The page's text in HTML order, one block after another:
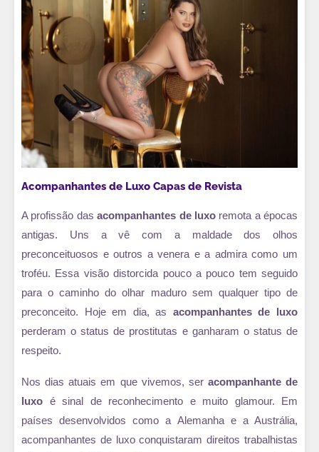
Acompanhantes de Luxo Capas de Revista
A profissão dasacompanhantes de luxoremota a épocas
antigas. Uns a vê com a maldade dos olhos
preconceituosos e outros a venera e a admira como um
troféu. Essa visão distorcida pouco a pouco tem seguido
para o caminho do olhar maduro sem qualquer tipo de
preconceito. Hoje em dia, as acompanhantes de luxo
perderam o status de prostitutas e ganharam o status de
respeito.
Nos dias atuais em que vivemos, ser acompanhante de
luxo é sinal de reconhecimento e muito glamour. Em
países desenvolvidos como a Alemanha e a Austrália,
acompanhantes de luxo conquistaram direitos trabalhistas